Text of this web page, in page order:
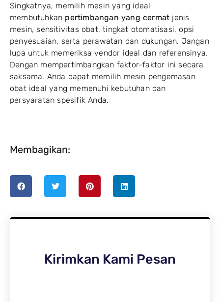
Singkatnya, memilih mesin yang ideal
membutuhkan pertimbangan yang cermat jenis
mesin, sensitivitas obat, tingkat otomatisasi, opsi
penyesuaian, serta perawatan dan dukungan. Jangan
lupa untuk memeriksa vendor ideal dan referensinya.
Dengan mempertimbangkan faktor-faktor ini secara
saksama, Anda dapat memilih mesin pengemasan
obat ideal yang memenuhi kebutuhan dan
persyaratan spesifik Anda.
Membagikan:
Kirimkan Kami Pesan